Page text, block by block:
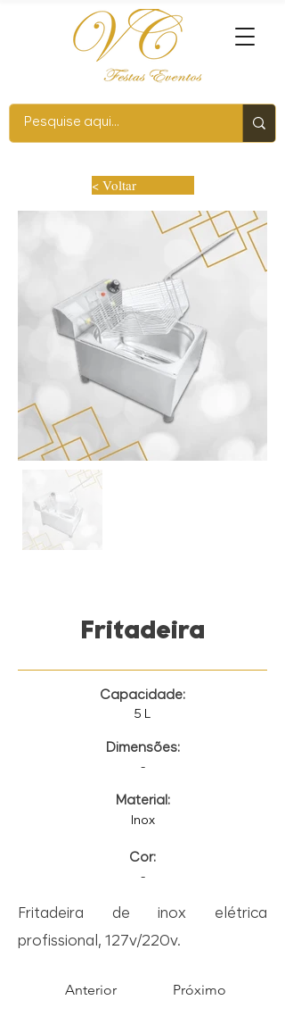
< Voltar
Fritadeira
Capacidade:
5 L
Dimensões:
-
Material:
Inox
Cor:
-
Fritadeira de inox elétrica
profissional, 127v/220v.
Anterior Próximo